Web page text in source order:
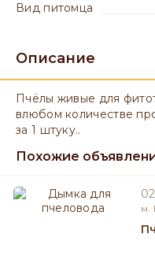
вид питомца
Описание
Пчёлы живые для
влюбом количестве
за 1 штуку..
Похожие
м.